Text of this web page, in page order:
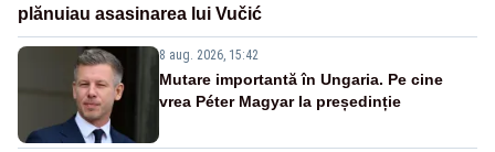
plănuiau asasinarea lui Vučić
8 aug. 2026, 15:42
Mutare importantă în Ungaria. Pe cine
vrea Péter Magyar la președinție